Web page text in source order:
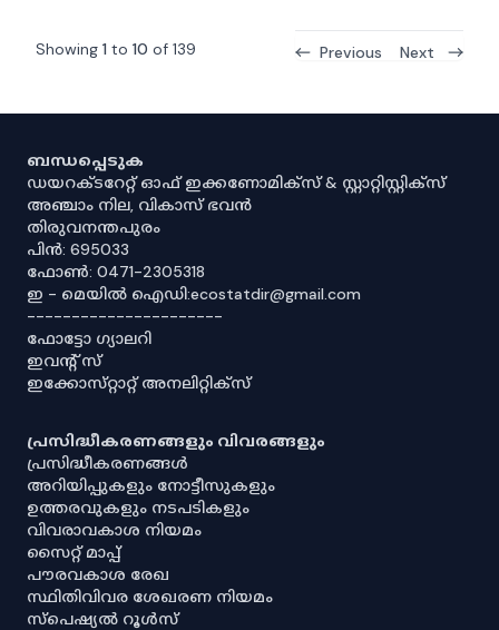
Showing 1 to 10 of 139 Previous Next
ബന്ധപ്പെടുക
ഡയറക്ടറേറ്റ് ഓഫ് ഇക്കണോമിക്സ് & സ്റ്റാറ്റിസ്റ്റിക്സ്
അഞ്ചാം നില, വികാസ് ഭവൻ
തിരുവനന്തപുരം
പിൻ: 695033
ഫോൺ: 0471-2305318
ഇ - മെയിൽ ഐഡി:ecostatdir@gmail.com
----------------------
ഫോട്ടോ ഗ്യാലറി
ഇവൻ്റ് സ്
ഇക്കോസ്‌റ്റാറ്റ് അനലിറ്റിക്‌സ്
പ്രസിദ്ധീകരണങ്ങളും വിവരങ്ങളും
പ്രസിദ്ധീകരണങ്ങൾ
അറിയിപ്പുകളും നോട്ടീസുകളും
ഉത്തരവുകളും നടപടികളും
വിവരാവകാശ നിയമം
സൈറ്റ് മാപ്പ്
പൗരവകാശ രേഖ
സ്ഥിതിവിവര ശേഖരണ നിയമം
സ്‌പെഷ്യൽ റൂൾസ്